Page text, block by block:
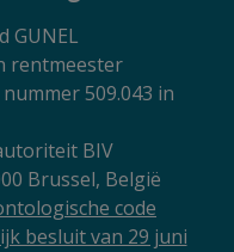
GUNEL
rentmeester
509.043 in
BIV
Brussel, België
code
besluit van 29 juni